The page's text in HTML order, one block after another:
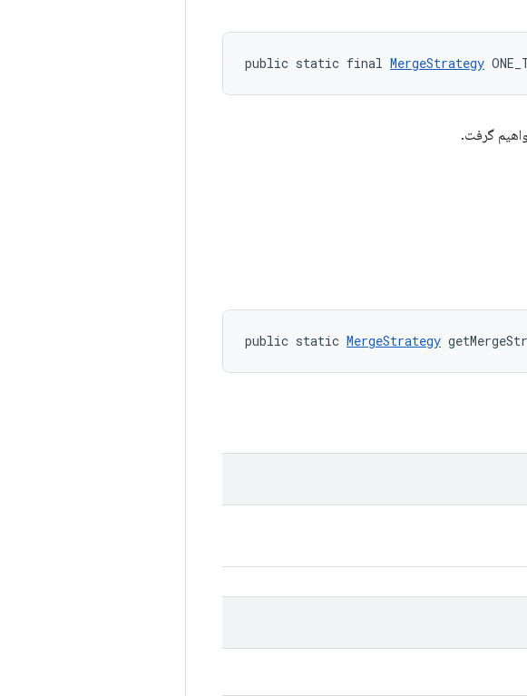
public static final MergeStrategy
گرفت.
public static MergeStrategy